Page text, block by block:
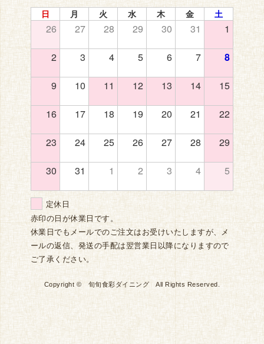
日 月 火 水 木 金 土
26 27 28 29 30 31 1
2 3 4 5 6 7 8
9 10 11 12 13 14 15
16 17 18 19 20 21 22
23 24 25 26 27 28 29
30 31 1 2 3 4 5
定休日
赤印の日が休業日です。
休業日でもメールでのご注文はお受けいたしますが、メ
ールの返信、発送の手配は翌営業日以降になりますので
ご了承ください。
Copyright © 旬旬食彩ダイニング All Rights Reserved.